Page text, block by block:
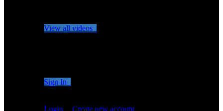
View all videos
Sign In
Login
Create new account